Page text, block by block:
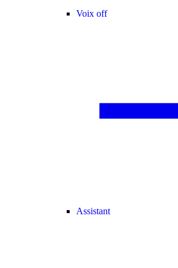
Voix off
Assistant